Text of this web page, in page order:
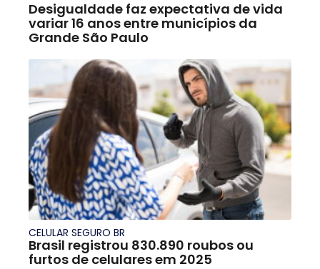
Desigualdade faz expectativa de vida
variar 16 anos entre municípios da
Grande São Paulo
CELULAR SEGURO BR
Brasil registrou 830.890 roubos ou
furtos de celulares em 2025